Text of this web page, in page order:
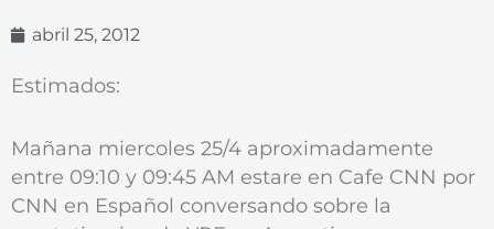
abril 25, 2012
Estimados:
Mañana miercoles 25/4 aproximadamente
entre 09:10 y 09:45 AM estare en Cafe CNN por
CNN en Español conversando sobre la